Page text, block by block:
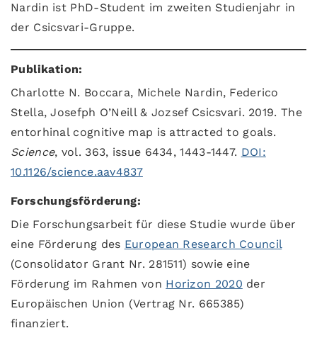
Nardin ist PhD-Student im zweiten Studienjahr in
der Csicsvari-Gruppe.
Publikation:
Charlotte N. Boccara, Michele Nardin, Federico
Stella, Josefph O’Neill & Jozsef Csicsvari. 2019. The
entorhinal cognitive map is attracted to goals.
Science, vol. 363, issue 6434, 1443-1447. DOI:
10.1126/science.aav4837
Forschungsförderung:
Die Forschungsarbeit für diese Studie wurde über
eine Förderung des European Research Council
(Consolidator Grant Nr. 281511) sowie eine
Förderung im Rahmen von Horizon 2020 der
Europäischen Union (Vertrag Nr. 665385)
finanziert.